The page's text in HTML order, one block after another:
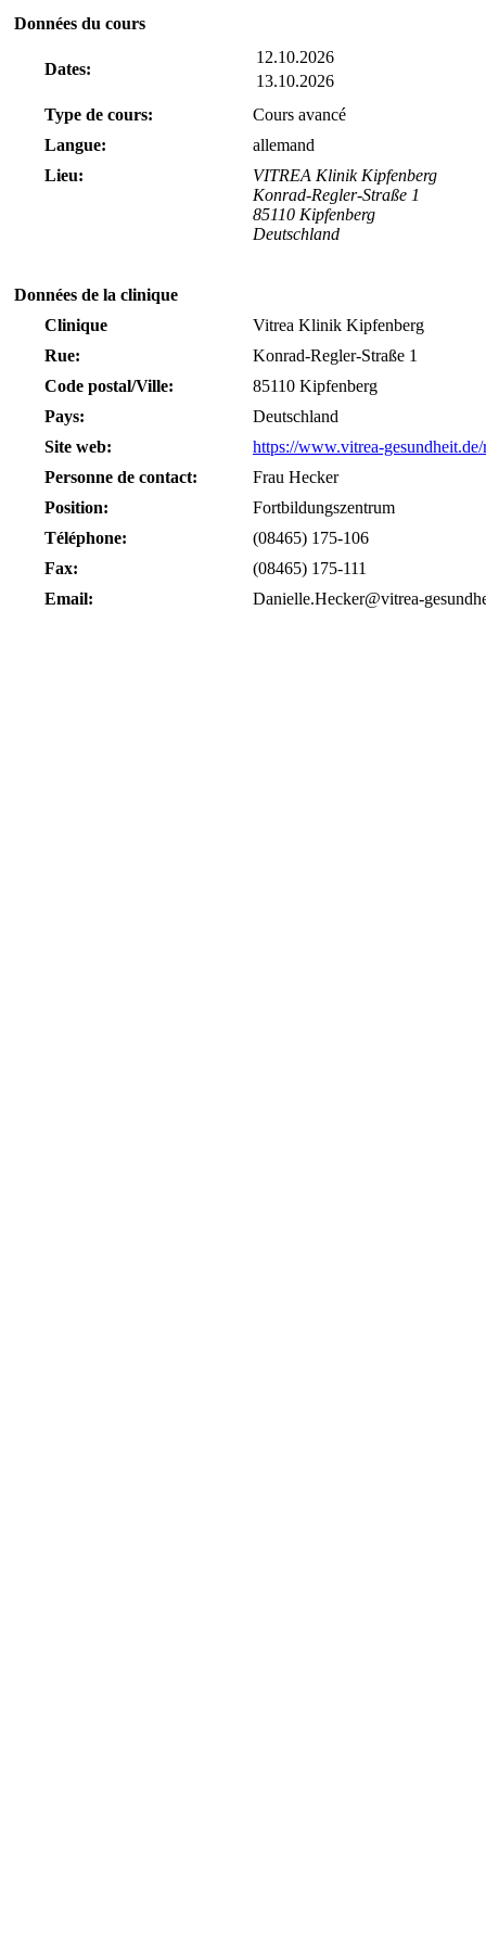
Données du cours
Dates:
12.10.2026
13.10.2026
Type de cours:
Cours avancé
Langue:
allemand
Lieu:
VITREA Klinik Kipfenberg
Konrad-Regler-Straße 1
85110 Kipfenberg
Deutschland
Données de la clinique
Clinique
Vitrea Klinik Kipfenberg
Rue:
Konrad-Regler-Straße 1
Code postal/Ville:
85110 Kipfenberg
Pays:
Deutschland
Site web:
https://www.vitrea-
Personne de contact:
Frau Hecker
Position:
Fortbildungszentrum
Téléphone:
(08465) 175-106
Fax:
(08465) 175-111
Email:
Danielle.Hecker@vitrea-